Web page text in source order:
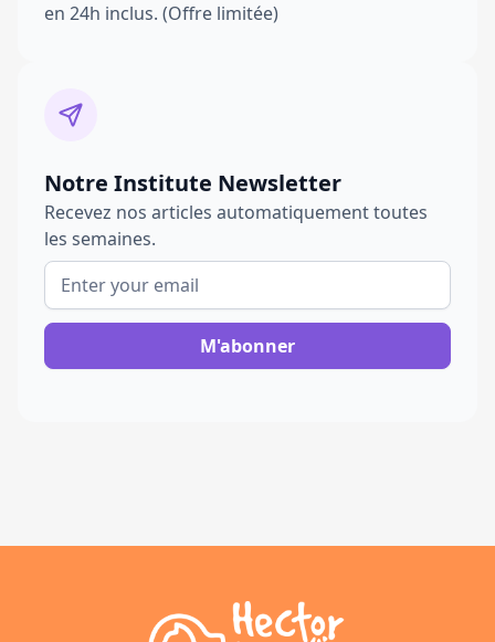
en 24h inclus. (Offre limitée)
Notre Institute Newsletter
Recevez nos articles automatiquement toutes
les semaines.